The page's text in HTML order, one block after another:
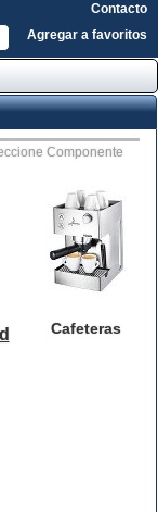
Contacto
Agregar a favoritos
Componente
Cafeteras